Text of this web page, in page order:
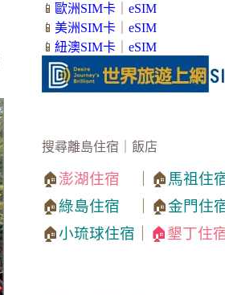
📱 歐洲SIM卡｜ eSIM
📱 美洲SIM卡｜ eSIM
📱 紐澳SIM卡｜ eSIM
搜尋離島住宿｜飯店
🏠澎湖住宿 ｜🏠馬祖住
🏠綠島住宿 ｜🏠金門住
🏠小琉球住宿 🏠墾丁住